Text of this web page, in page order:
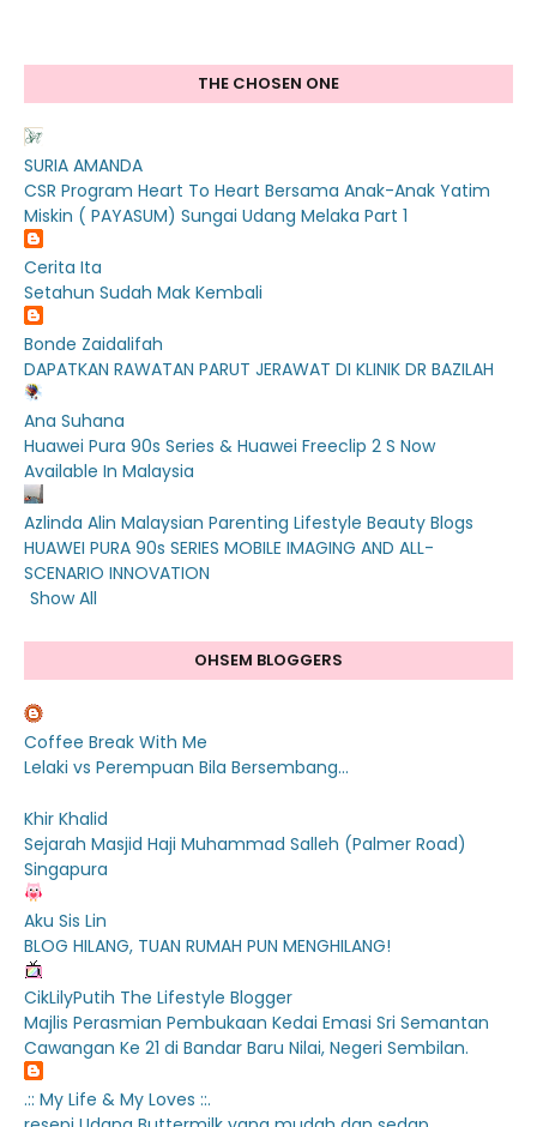
THE CHOSEN ONE
SURIA AMANDA
CSR Program Heart To Heart Bersama Anak-Anak Yatim
Miskin ( PAYASUM) Sungai Udang Melaka Part 1
Cerita Ita
Setahun Sudah Mak Kembali
Bonde Zaidalifah
DAPATKAN RAWATAN PARUT JERAWAT DI KLINIK DR BAZILAH
Ana Suhana
Huawei Pura 90s Series & Huawei Freeclip 2 S Now
Available In Malaysia
Azlinda Alin Malaysian Parenting Lifestyle Beauty Blogs
HUAWEI PURA 90s SERIES MOBILE IMAGING AND ALL-
SCENARIO INNOVATION
Show All
OHSEM BLOGGERS
Coffee Break With Me
Lelaki vs Perempuan Bila Bersembang...
Khir Khalid
Sejarah Masjid Haji Muhammad Salleh (Palmer Road)
Singapura
Aku Sis Lin
BLOG HILANG, TUAN RUMAH PUN MENGHILANG!
CikLilyPutih The Lifestyle Blogger
Majlis Perasmian Pembukaan Kedai Emasi Sri Semantan
Cawangan Ke 21 di Bandar Baru Nilai, Negeri Sembilan.
.:: My Life & My Loves ::.